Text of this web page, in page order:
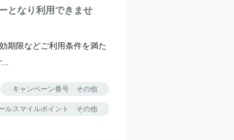
となり利用できませ
期限などご利用条件を満た
キャンペーン番号 その他
ルスマイルポイント その他